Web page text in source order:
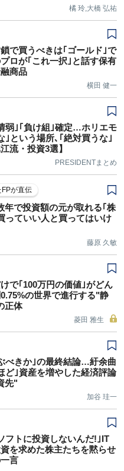
橘 玲,大橋 弘祐
で買うべきは｢ゴールド｣で
ロが｢これ一択｣と話す保有
商品
横田 健一
弱｣｢負け組｣確定…ホリエモ
｣という場所､｢絶対買うな｣
流・投資3選】
PRESIDENTまとめ
が直伝
で投資額の元が取れる｢株
っていい人と買ってはいけ
藤原 久敏
で｢100万円の価値｣がどん
の世界で進行する"静
正体
菱田 雅生
べきか｣の最終結論…紆余曲
ど｣資産を増やした経済評論
先"
加谷 珪一
フトに投資しないんだ!｣IT
を求めた株主たちを黙らせ
言